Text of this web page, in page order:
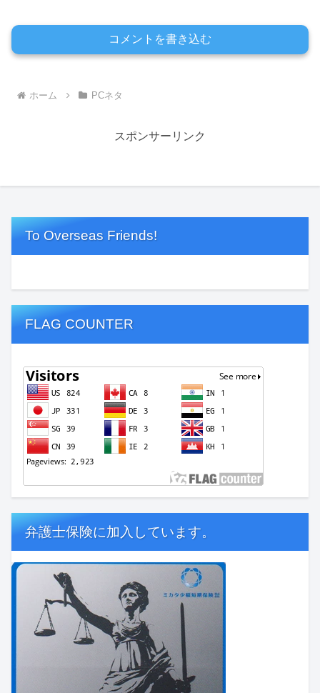
コメントを書き込む
ホーム PCネタ
スポンサーリンク
To Overseas Friends!
FLAG COUNTER
弁護士保険に加入しています。